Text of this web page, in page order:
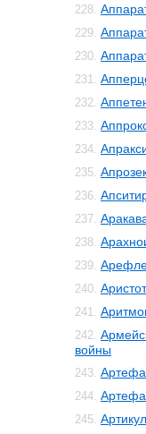
228.
229.
230.
231.
232.
233.
234.
235.
236.
237.
238.
239.
240.
241.
242.
войны
243.
244.
245.